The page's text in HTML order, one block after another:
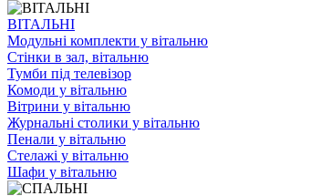
ВIТАЛЬНI
Модульні комплекти у вітальню
Стінки в зал, вітальню
Тумби під телевізор
Комоди у вітальню
Вітрини у вітальню
Журнальні столики у вітальню
Пенали у вітальню
Стелажі у вітальню
Шафи у вітальню